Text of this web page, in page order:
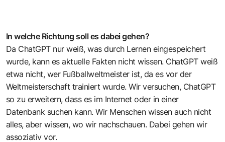
In welche Richtung soll es dabei gehen?
Da ChatGPT nur weiß, was durch Lernen eingespeichert
wurde, kann es aktuelle Fakten nicht wissen. ChatGPT weiß
etwa nicht, wer Fußballweltmeister ist, da es vor der
Weltmeisterschaft trainiert wurde. Wir versuchen, ChatGPT
so zu erweitern, dass es im Internet oder in einer
Datenbank suchen kann. Wir Menschen wissen auch nicht
alles, aber wissen, wo wir nachschauen. Dabei gehen wir
assoziativ vor.